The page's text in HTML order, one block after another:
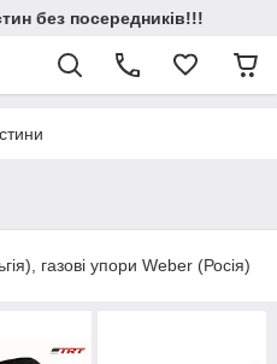
без посередників!!!
газові упори Weber (Росія)